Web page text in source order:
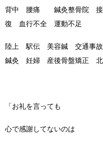
背中 腰痛 鍼灸整骨院 接
復 血行不全 運動不足
陸上 駅伝 美容鍼 交通事
鍼灸 妊婦 産後骨盤矯正
「お礼を言っても
心で感謝してないのは